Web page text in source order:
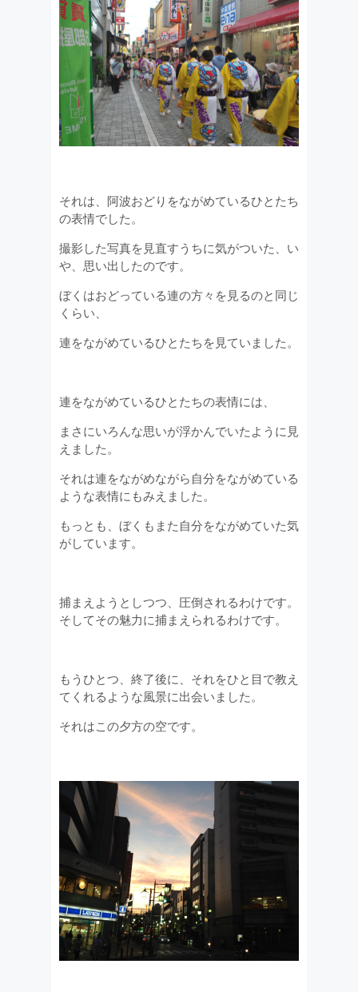
それは、阿波おどりをながめているひとたち
の表情でした。
撮影した写真を見直すうちに気がついた、い
や、思い出したのです。
ぼくはおどっている連の方々を見るのと同じ
くらい、
連をながめているひとたちを見ていました。
連をながめているひとたちの表情には、
まさにいろんな思いが浮かんでいたように見
えました。
それは連をながめながら自分をながめている
ような表情にもみえました。
もっとも、ぼくもまた自分をながめていた気
がしています。
捕まえようとしつつ、圧倒されるわけです。
そしてその魅力に捕まえられるわけです。
もうひとつ、終了後に、それをひと目で教え
てくれるような風景に出会いました。
それはこの夕方の空です。